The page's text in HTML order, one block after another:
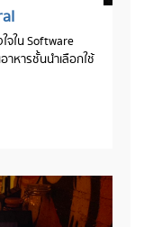
จใน Software
าหารชั้นนำเลือกใช้